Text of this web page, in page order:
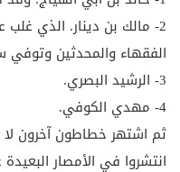
2- مالك بن دينار. الذي
الفقهاء والمحدثين وتوفي سنة 131هـ
3- الرشيد البصري.
4- مهدي الكوفي.
ثم اشتهر خطاطون آخرون
انتشروا في الأمصار